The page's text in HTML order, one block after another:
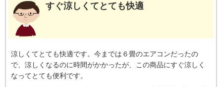
すぐ涼しくてとても快適
涼しくてとても快適です。今までは６畳のエアコンだったの
で、涼しくなるのに時間がかかったが、この商品にすぐ涼しく
なってとても便利です。